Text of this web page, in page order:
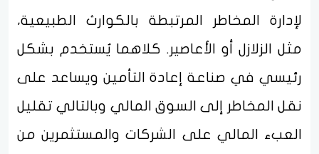
لإدارة المخاطر المرتبطة بالكوارث الطبيعية،
مثل الزلازل أو الأعاصير. كلاهما يُستخدم بشكل
رئيسي في صناعة إعادة التأمين ويساعد على
نقل المخاطر إلى السوق المالي وبالتالي تقليل
العبء المالي على الشركات والمستثمرين من